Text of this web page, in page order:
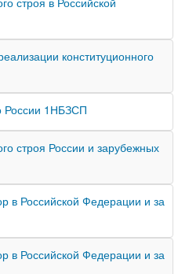
конституционного
России 1НБЗСП
строя России и зарубежных
в Российской Федерации и за
в Российской Федерации и за